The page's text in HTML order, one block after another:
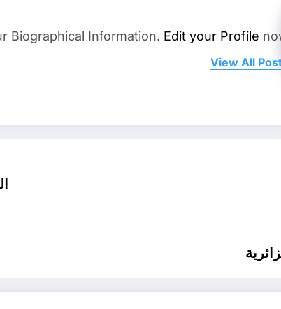
Biographical Information. Edit your Profile
View All